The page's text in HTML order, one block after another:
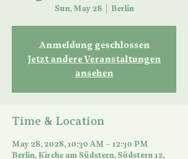
Sun, May 28 Berlin
Anmeldung geschlossen
Jetzt andere Veranstaltungen
ansehen
Time & Location
May 28, 2028, 10:30 AM – 12:30 PM
Berlin, Kirche am Südstern, Südstern 12,